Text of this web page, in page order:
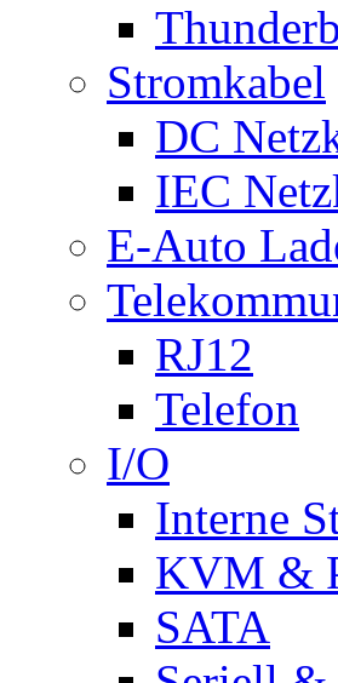
Stromkabel
DC
IEC
E-Auto
RJ12
Telefon
I/O
Interne
KVM &
SATA